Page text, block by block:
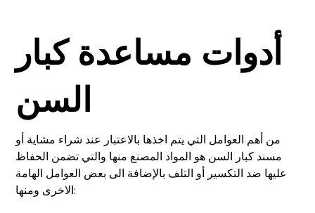
أدوات مساعدة كبار
السن
من أهم العوامل التي يتم اخذها بالاعتبار عند شراء مشاية أو
مسند كبار السن هو المواد المصنع منها والتي تضمن الحفاظ
عليها ضد التكسير أو التلف بالإضافة الى بعض العوامل الهامة
الاخرى ومنها: